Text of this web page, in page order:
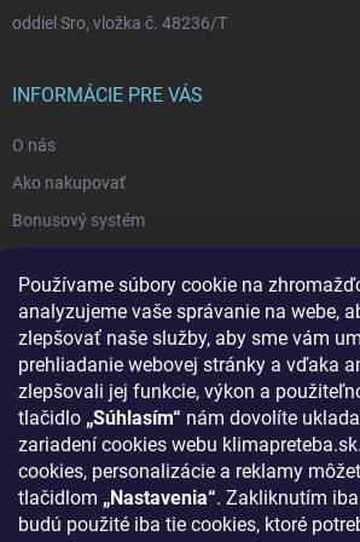
Používame súbory cookie na
analyzujeme vaše správanie na webe,
zlepšovať naše služby, aby sme vám
prehliadanie webovej stránky a vďaka
zlepšovali jej funkcie, výkon a
tlačidlo „Súhlasím“ nám dovolíte
zariadení cookies webu
cookies, personalizácie a reklamy
tlačidlom „Nastavenia“. Zakliknutím iba
budú použité iba tie cookies, ktoré
oddiel Sro, vložka č. 48236/T
INFORMÁCIE PRE VÁS
O nás
Ako nakupovať
Bonusový systém
Blog - najnovšie články
Obchodné podmienky
Podmienky ochrany osobných údajov
Odstúpenie od zmluvy
Kontakty
KONTAKT